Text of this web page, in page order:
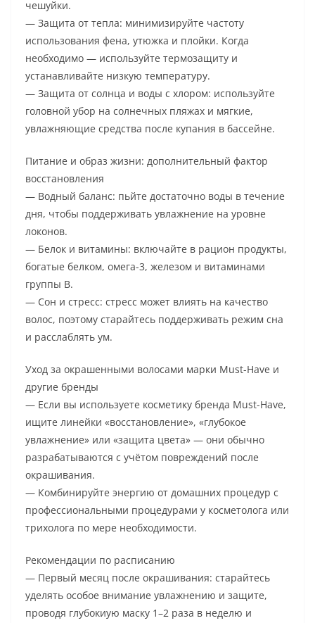
чешуйки.
— Защита от тепла: минимизируйте частоту
использования фена, утюжка и плойки. Когда
необходимо — используйте термозащиту и
устанавливайте низкую температуру.
— Защита от солнца и воды с хлором: используйте
головной убор на солнечных пляжах и мягкие,
увлажняющие средства после купания в бассейне.
Питание и образ жизни: дополнительный фактор
восстановления
— Водный баланс: пьйте достаточно воды в течение
дня, чтобы поддерживать увлажнение на уровне
локонов.
— Белок и витамины: включайте в рацион продукты,
богатые белком, омега-3, железом и витаминами
группы B.
— Сон и стресс: стресс может влиять на качество
волос, поэтому старайтесь поддерживать режим сна
и расслаблять ум.
Уход за окрашенными волосами марки Must-Have и
другие бренды
— Если вы используете косметику бренда Must-Have,
ищите линейки «восстановление», «глубокое
увлажнение» или «защита цвета» — они обычно
разрабатываются с учётом повреждений после
окрашивания.
— Комбинируйте энергию от домашних процедур с
профессиональными процедурами у косметолога или
трихолога по мере необходимости.
Рекомендации по расписанию
— Первый месяц после окрашивания: старайтесь
уделять особое внимание увлажнению и защите,
проводя глубокиую маску 1–2 раза в неделю и